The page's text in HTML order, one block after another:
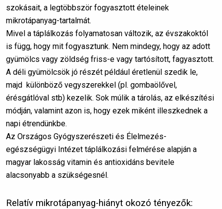
szokásait, a legtöbbször fogyasztott ételeinek
mikrotápanyag-tartalmát.
Mivel a táplálkozás folyamatosan változik, az évszakoktól
is függ, hogy mit fogyasztunk. Nem mindegy, hogy az adott
gyümölcs vagy zöldség friss-e vagy tartósított, fagyasztott.
A déli gyümölcsök jó részét például éretlenül szedik le,
majd különböző vegyszerekkel (pl. gombaölővel,
érésgátlóval stb) kezelik. Sok múlik a tárolás, az elkészítési
módján, valamint azon is, hogy ezek miként illeszkednek a
napi étrendünkbe.
Az Országos Gyógyszerészeti és Élelmezés-
egészségügyi Intézet táplálkozási felmérése alapján a
magyar lakosság vitamin és antioxidáns bevitele
alacsonyabb a szükségesnél.
Relatív mikrotápanyag-hiányt okozó tényezők: